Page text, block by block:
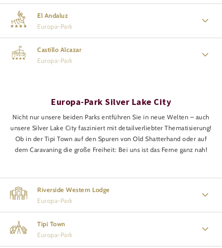
El Andaluz
Europa-Park
Castillo Alcazar
Europa-Park
Europa-Park Silver Lake City
Nicht nur unsere beiden Parks entführen Sie in neue Welten – auch
unsere Silver Lake City fasziniert mit detailverliebter Thematisierung!
Ob in der Tipi Town auf den Spuren von Old Shatterhand oder auf
dem Caravaning die große Freiheit: Bei uns ist das Ferne ganz nah!
Riverside Western Lodge
Europa-Park
Tipi Town
Europa-Park